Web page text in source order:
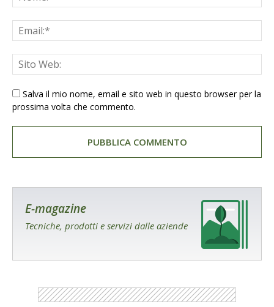
Salva il mio nome, email e sito web in questo browser per la
prossima volta che commento.
E-magazine
Tecniche, prodotti e servizi dalle aziende